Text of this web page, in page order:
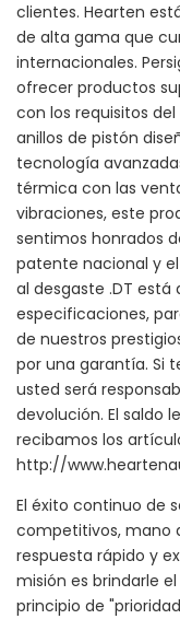
clientes. Hearten
de alta gama que
internacionales.
ofrecer productos
con los requisitos
anillos de pistón
tecnología
térmica con las
vibraciones, este
sentimos honrados
patente nacional y
al desgaste .DT está
especificaciones,
de nuestros
por una garantía. Si
usted será
devolución. El saldo
recibamos los
http://
El éxito continuo de
competitivos, mano
respuesta rápido y
misión es brindarle
principio de